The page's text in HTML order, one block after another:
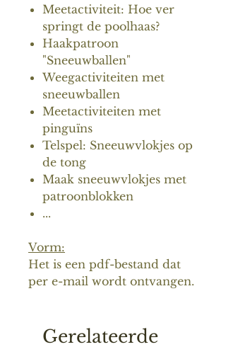
Meetactiviteit: Hoe ver
springt de poolhaas?
Haakpatroon
"Sneeuwballen"
Weegactiviteiten met
sneeuwballen
Meetactiviteiten met
pinguïns
Telspel: Sneeuwvlokjes op
de tong
Maak sneeuwvlokjes met
patroonblokken
...
Vorm:
Het is een pdf-bestand dat
per e-mail wordt ontvangen.
Gerelateerde